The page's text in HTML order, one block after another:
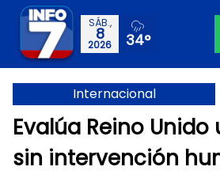
SÁB.,
8
2026 34°
Internacional
Evalúa Reino
sin intervención